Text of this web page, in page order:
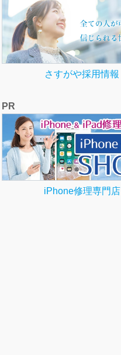
さすがや採用情報
PR
iPhone修理専門店